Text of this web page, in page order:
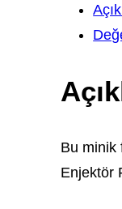
Bu minik
Enjektör